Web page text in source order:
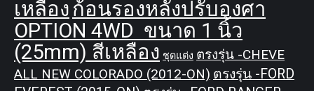
เหลือง ก้อนรองหลังปรับองศา
OPTION 4WD ขนาด 1 นิ้ว
(25mm) สีเหลือง ชุดแต่ง ตรงรุ่น -CHEVE
ALL NEW COLORADO (2012-ON) ตรงรุ่น -FORD